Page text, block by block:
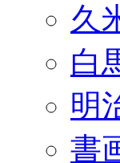
久
白
明
書